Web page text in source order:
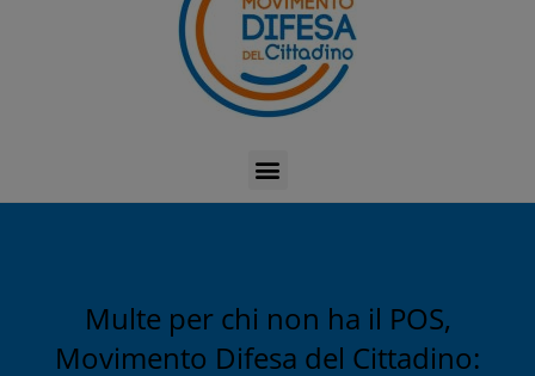
Multe per chi non ha il POS,
Movimento Difesa del Cittadino: